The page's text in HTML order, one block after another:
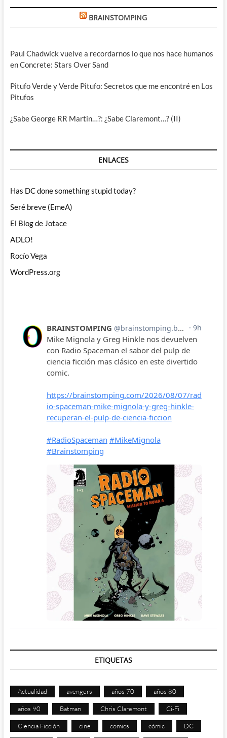
BRAINSTOMPING
Paul Chadwick vuelve a recordarnos lo que nos hace humanos
en Concrete: Stars Over Sand
Pitufo Verde y Verde Pitufo: Secretos que me encontré en Los
Pitufos
¿Sabe George RR Martin…?: ¿Sabe Claremont…? (II)
ENLACES
Has DC done something stupid today?
Seré breve (EmeA)
El Blog de Jotace
ADLO!
Rocío Vega
WordPress.org
ETIQUETAS
Actualidad avengers años 70 años 80
años 90 Batman Chris Claremont Ci-Fi
Ciencia Ficción cine comics cómic DC